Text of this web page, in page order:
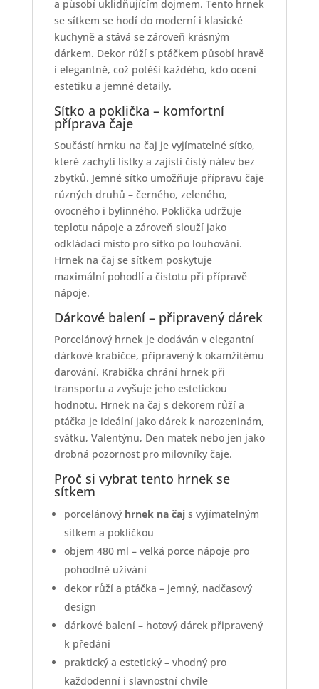
a působí uklidňujícím dojmem. Tento hrnek
se sítkem se hodí do moderní i klasické
kuchyně a stává se zároveň krásným
dárkem. Dekor růží s ptáčkem působí hravě
i elegantně, což potěší každého, kdo ocení
estetiku a jemné detaily.
Sítko a poklička – komfortní
příprava čaje
Součástí hrnku na čaj je vyjímatelné sítko,
které zachytí lístky a zajistí čistý nálev bez
zbytků. Jemné sítko umožňuje přípravu čaje
různých druhů – černého, zeleného,
ovocného i bylinného. Poklička udržuje
teplotu nápoje a zároveň slouží jako
odkládací místo pro sítko po louhování.
Hrnek na čaj se sítkem poskytuje
maximální pohodlí a čistotu při přípravě
nápoje.
Dárkové balení – připravený dárek
Porcelánový hrnek je dodáván v elegantní
dárkové krabičce, připravený k okamžitému
darování. Krabička chrání hrnek při
transportu a zvyšuje jeho estetickou
hodnotu. Hrnek na čaj s dekorem růží a
ptáčka je ideální jako dárek k narozeninám,
svátku, Valentýnu, Den matek nebo jen jako
drobná pozornost pro milovníky čaje.
Proč si vybrat tento hrnek se
sítkem
porcelánový hrnek na čajs vyjímatelným
sítkem a pokličkou
objem 480 ml – velká porce nápoje pro
pohodlné užívání
dekor růží a ptáčka – jemný, nadčasový
design
dárkové balení – hotový dárek připravený
k předání
praktický a estetický – vhodný pro
každodenní i slavnostní chvíle